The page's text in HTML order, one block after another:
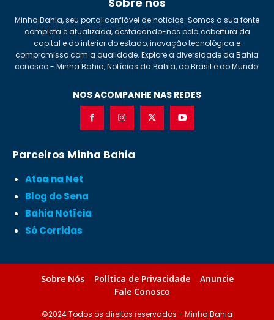
Minha Bahia, seu portal confiável de notícias. Somos a sua fonte
completa e atualizada, destacando-nos pela cobertura da
capital e do interior do estado, inovação tecnológica e
compromisso com a qualidade. Explore a diversidade da Bahia
conosco - Minha Bahia, Notícias da Bahia, do Brasil e do Mundo!
NOS ACOMPANHE NAS REDES
Parceiros Minha Bahia
Atoa na Net
Blog do Sena
Bahia Notícia
Só Corridas
Sobre Nós Política de Privacidade
Anuncie
Fale Conosco
©2024 Todos os direitos reservados - Minha Bahia